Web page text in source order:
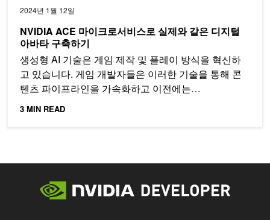
2024년 1월 12일
NVIDIA ACE 마이크로서비스로 실제와 같은 디지털
아바타 구축하기
생성형 AI 기술은 게임 제작 및 플레이 방식을 혁신하
고 있습니다. 게임 개발자들은 이러한 기술을 통해 콘
텐츠 파이프라인을 가속화하고 이전에는…
3 MIN READ